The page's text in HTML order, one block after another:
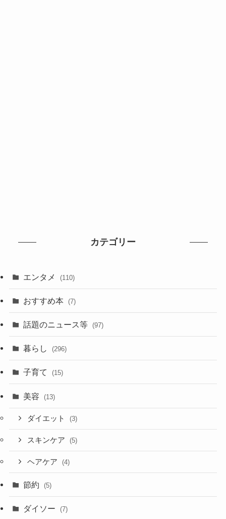
カテゴリー
エンタメ (110)
おすすめ本 (7)
話題のニュース等 (97)
暮らし (296)
子育て (15)
美容 (13)
ダイエット (3)
スキンケア (5)
ヘアケア (4)
節約 (5)
ダイソー (7)